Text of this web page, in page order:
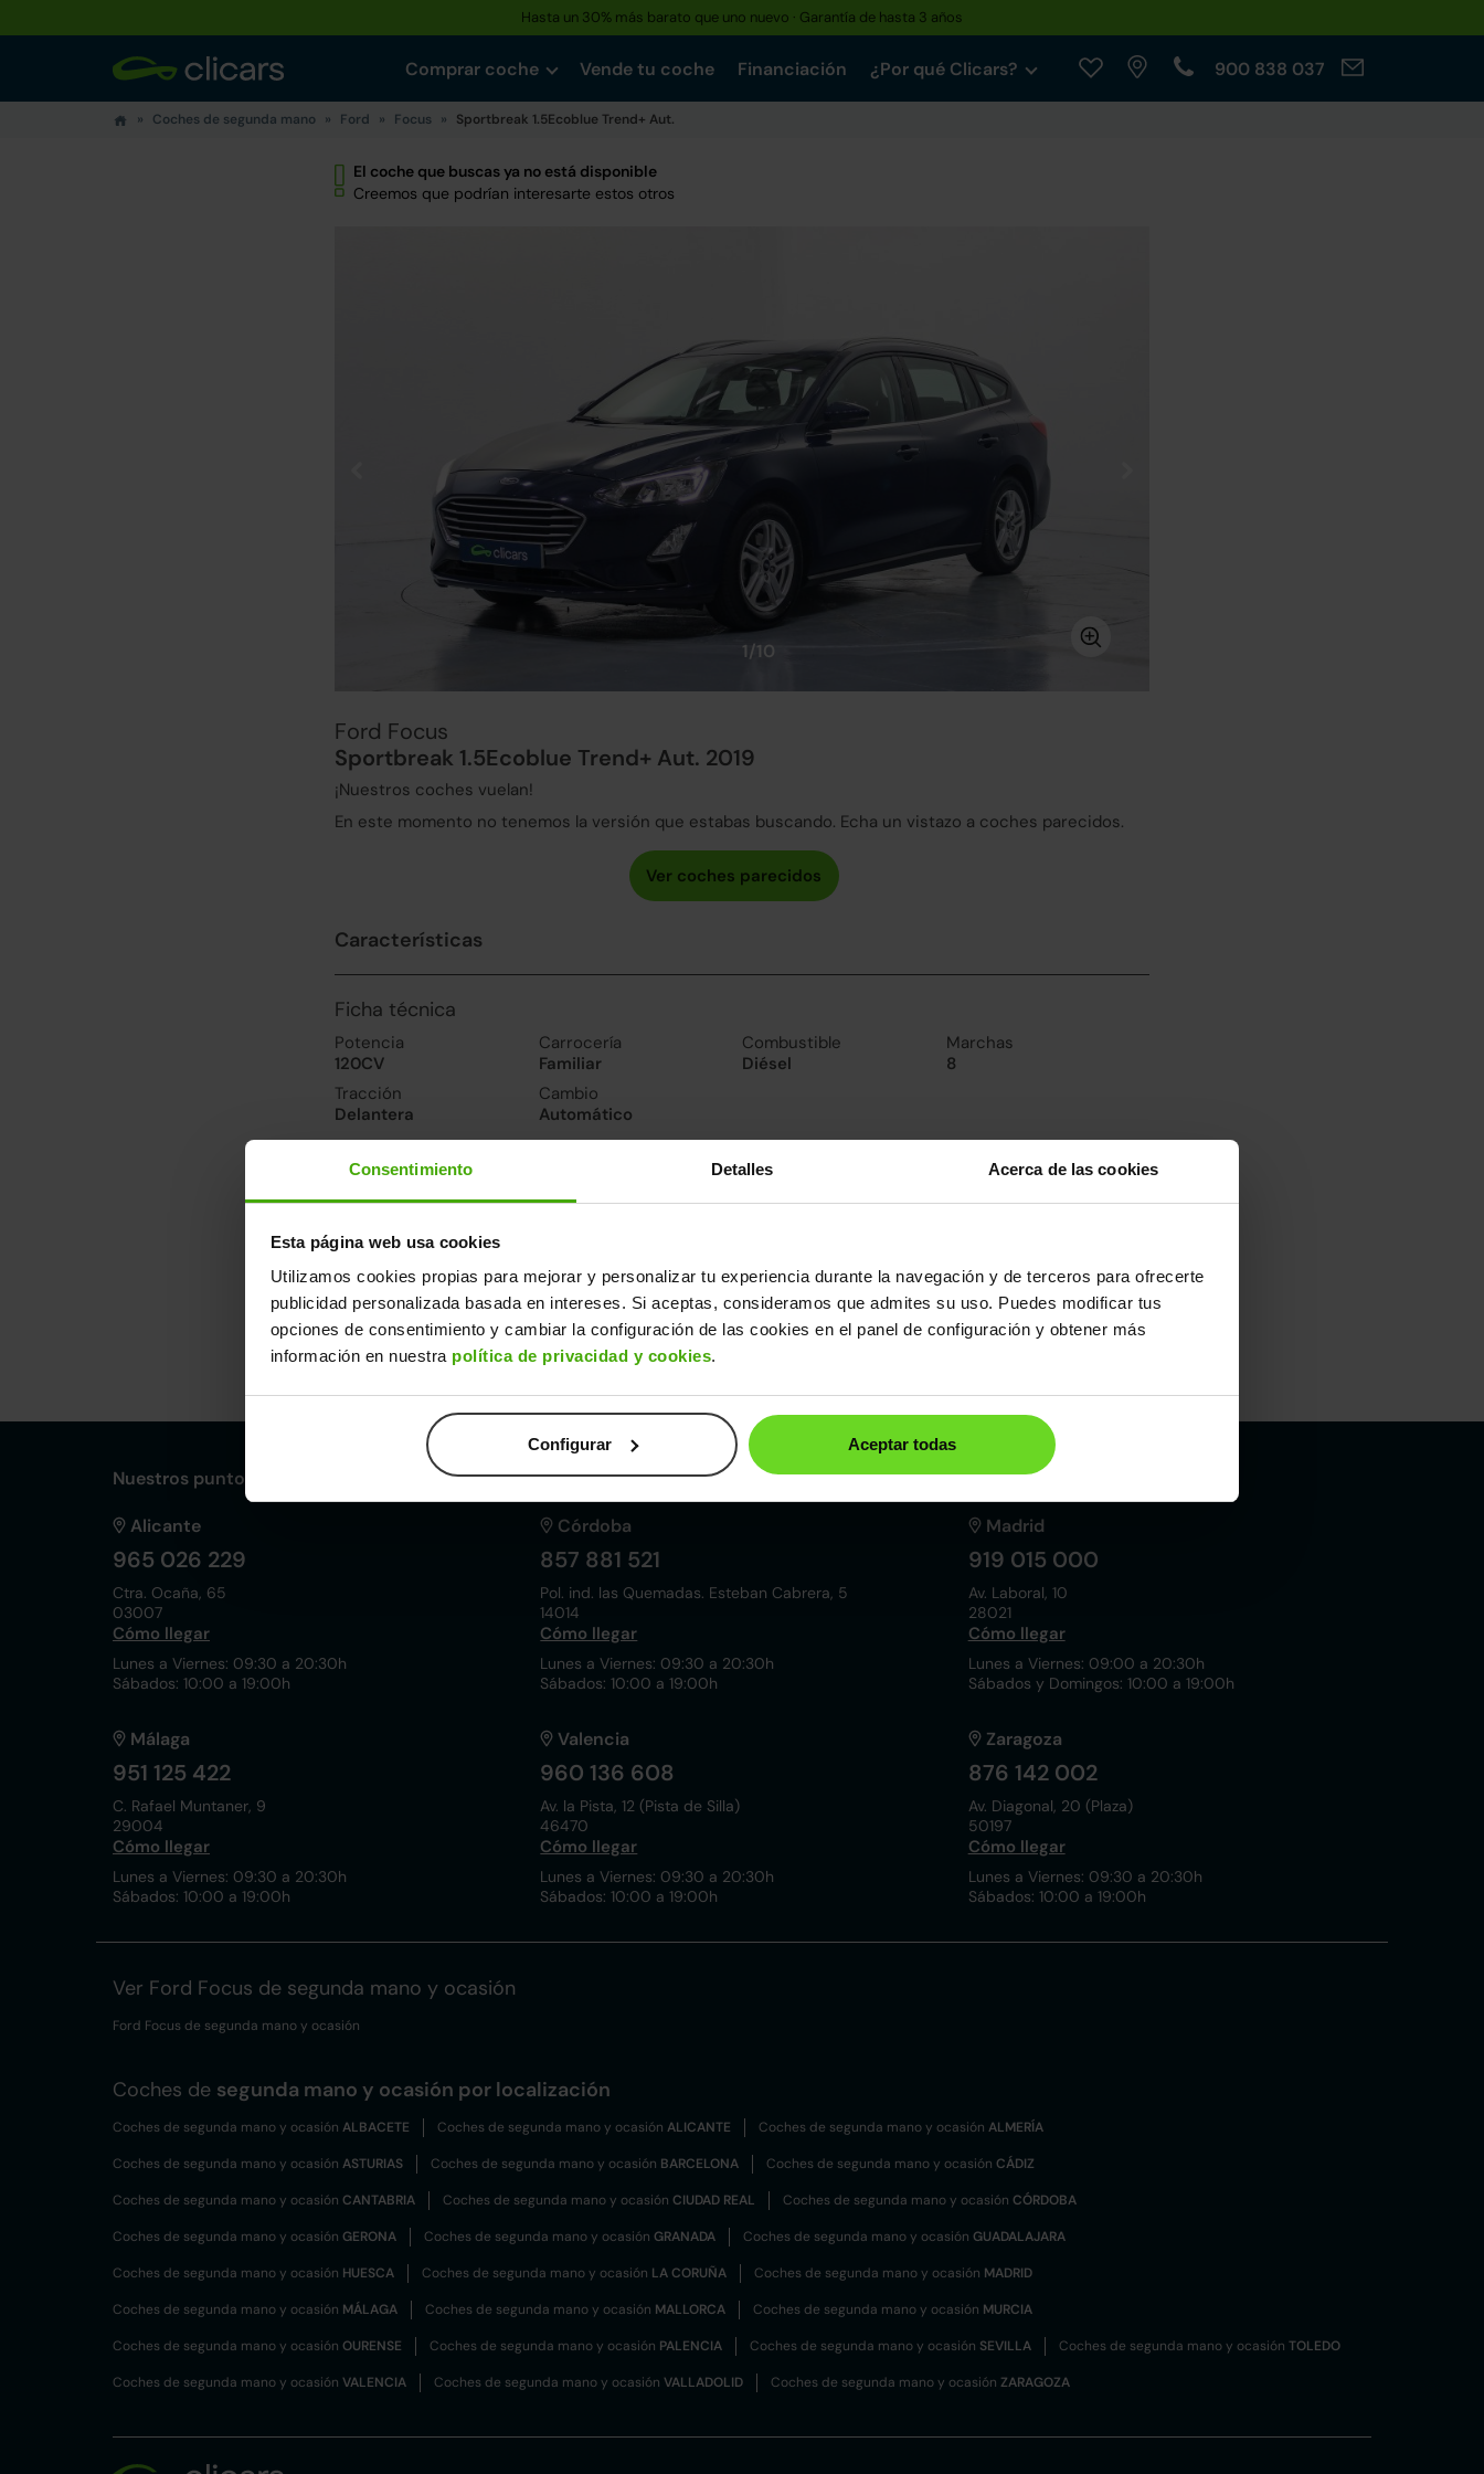
Consentimiento Detalles Acerca de las cookies
Esta página web usa cookies
Utilizamos cookies propias para mejorar y personalizar tu experiencia durante la navegación y de terceros para ofrecerte
publicidad personalizada basada en intereses. Si aceptas, consideramos que admites su uso. Puedes modificar tus
opciones de consentimiento y cambiar la configuración de las cookies en el panel de configuración y obtener más
información en nuestra política de privacidad y cookies.
Configurar Aceptar todas
Hasta un 30% más barato que uno nuevo · Garantía de hasta 3 años
Comprar coche Vende tu coche Financiación ¿Por qué Clicars? 900 838 037
Coches de segunda mano Ford Focus Sportbreak 1.5Ecoblue Trend+ Aut.
El coche que buscas ya no está disponible
Creemos que podrían interesarte estos otros
1/10
Ford Focus
Sportbreak 1.5Ecoblue Trend+ Aut. 2019
¡Nuestros coches vuelan!
En este momento no tenemos la versión que estabas buscando. Echa un vistazo a coches parecidos.
Características
Ficha técnica
Potencia
120CV
Carrocería
Familiar
Combustible
Diésel
Marchas
8
Tracción
Delantera
Cambio
Automático
Prestaciones, consumo y emisiones
10.7segundos
Consumo carretera
3.4l/100
Dimensiones y otros datos
Largo
Ancho
1,83m
Alto
1,47m
Peso
1.293kg
Depósito
47l
Maletero
541l
Nuestros puntos de venta Clicars:
Alicante
965 026 229
Ctra. Ocaña, 65
03007
Cómo llegar
Lunes a Viernes: 09:30 a 20:30h
Sábados: 10:00 a 19:00h
Córdoba
857 881 521
Pol. ind. las Quemadas. Esteban Cabrera, 5
14014
Cómo llegar
Lunes a Viernes: 09:30 a 20:30h
Sábados: 10:00 a 19:00h
Madrid
919 015 000
Av. Laboral, 10
28021
Cómo llegar
Lunes a Viernes: 09:00 a 20:30h
Sábados y Domingos: 10:00 a 19:00h
Málaga
951 125 422
C. Rafael Muntaner, 9
29004
Cómo llegar
Lunes a Viernes: 09:30 a 20:30h
Sábados: 10:00 a 19:00h
Valencia
960 136 608
Av. la Pista, 12 (Pista de Silla)
46470
Cómo llegar
Lunes a Viernes: 09:30 a 20:30h
Sábados: 10:00 a 19:00h
Zaragoza
876 142 002
Av. Diagonal, 20 (Plaza)
50197
Cómo llegar
Lunes a Viernes: 09:30 a 20:30h
Sábados: 10:00 a 19:00h
Ver Ford Focus de segunda mano y ocasión
Ford Focus de segunda mano y ocasión
Coches de segunda mano y ocasión por localización
Coches de segunda mano y ocasión ALBACETE Coches de segunda mano y ocasión ALICANTE Coches de segunda mano y ocasión ALMERÍA
Coches de segunda mano y ocasión ASTURIAS Coches de segunda mano y ocasión BARCELONA Coches de segunda mano y ocasión CÁDIZ
Coches de segunda mano y ocasión CANTABRIA Coches de segunda mano y ocasión CIUDAD REAL Coches de segunda mano y ocasión CÓRDOBA
Coches de segunda mano y ocasión GERONA Coches de segunda mano y ocasión GRANADA Coches de segunda mano y ocasión GUADALAJARA
Coches de segunda mano y ocasión HUESCA Coches de segunda mano y ocasión LA CORUÑA Coches de segunda mano y ocasión MADRID
Coches de segunda mano y ocasión MÁLAGA Coches de segunda mano y ocasión MALLORCA Coches de segunda mano y ocasión MURCIA
Coches de segunda mano y ocasión OURENSE Coches de segunda mano y ocasión PALENCIA Coches de segunda mano y ocasión SEVILLA Coches de segunda mano y ocasión TOLEDO
Coches de segunda mano y ocasión VALENCIA Coches de segunda mano y ocasión VALLADOLID Coches de segunda mano y ocasión ZARAGOZA